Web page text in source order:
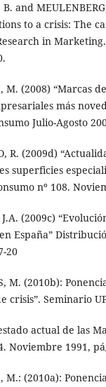
B. and
to a crisis: The
in Marketing.
M. (2008) “Marcas
más
Julio-Agosto
R. (2009d)
superficies
nº 108.
J.A. (2009c)
España”
20
M. (2010b):
Seminario
actual de las
Noviembre 1991,
M.: (2010a):